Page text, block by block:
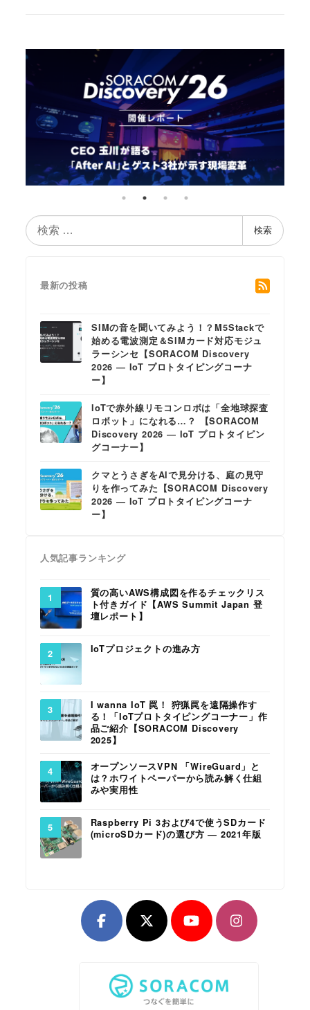
検
索
検索
最新の投稿
SIMの音を聞いてみよう！？M5Stackで
始める電波測定＆SIMカード対応モジュ
ラーシンセ【SORACOM Discovery
2026 ― IoT プロトタイピングコーナ
ー】
IoTで赤外線リモコンロボは「全地球探査
ロボット」になれる…？ 【SORACOM
Discovery 2026 ― IoT プロトタイピン
グコーナー】
クマとうさぎをAIで見分ける、庭の見守
りを作ってみた【SORACOM Discovery
2026 ― IoT プロトタイピングコーナ
ー】
人気記事ランキング
質の高いAWS構成図を作るチェックリス
ト付きガイド【AWS Summit Japan 登
壇レポート】
IoTプロジェクトの進み方
I wanna IoT 罠！ 狩猟罠を遠隔操作す
る！「IoTプロトタイピングコーナー」作
品ご紹介【SORACOM Discovery
2025】
オープンソースVPN 「WireGuard」と
は？ホワイトペーパーから読み解く仕組
みや実用性
Raspberry Pi 3および4で使うSDカード
(microSDカード)の選び方 ― 2021年版